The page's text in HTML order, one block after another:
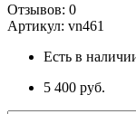
Отзывов: 0
Артикул: vn461
Есть в
5 400 руб.